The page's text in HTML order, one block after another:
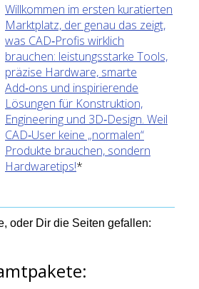
Willkommen im ersten kuratierten
Marktplatz, der genau das zeigt,
was CAD‑Profis wirklich
brauchen: leistungsstarke Tools,
präzise Hardware, smarte
Add‑ons und inspirierende
Lösungen für Konstruktion,
Engineering und 3D‑Design. Weil
CAD‑User keine „normalen“
Produkte brauchen, sondern
Hardwaretips!*
oder Dir die Seiten gefallen: